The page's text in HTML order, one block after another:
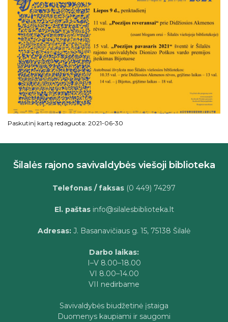
Paskutinį kartą redaguota: 2021-06-30
Šilalės rajono savivaldybės viešoji biblioteka
Telefonas / faksas (0 449) 74297
El. paštasinfo@silalesbiblioteka.lt
Adresas: J. Basanavičiaus g. 15, 75138 Šilalė
Darbo laikas:
I–V 8.00–18.00
VI 8.00–14.00
VII nedirbame
Savivaldybės biudžetinė įstaiga
Duomenys kaupiami ir saugomi